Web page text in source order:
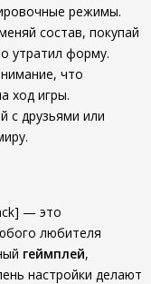
режимы.
состав, покупай
утратил форму.
что
ход игры.
с друзьями или
— это
любителя
геймплей,
настройки делают